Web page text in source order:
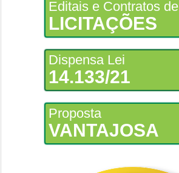
Editais e Contratos de
LICITAÇÕES
Dispensa Lei
14.133/21
Proposta
VANTAJOSA